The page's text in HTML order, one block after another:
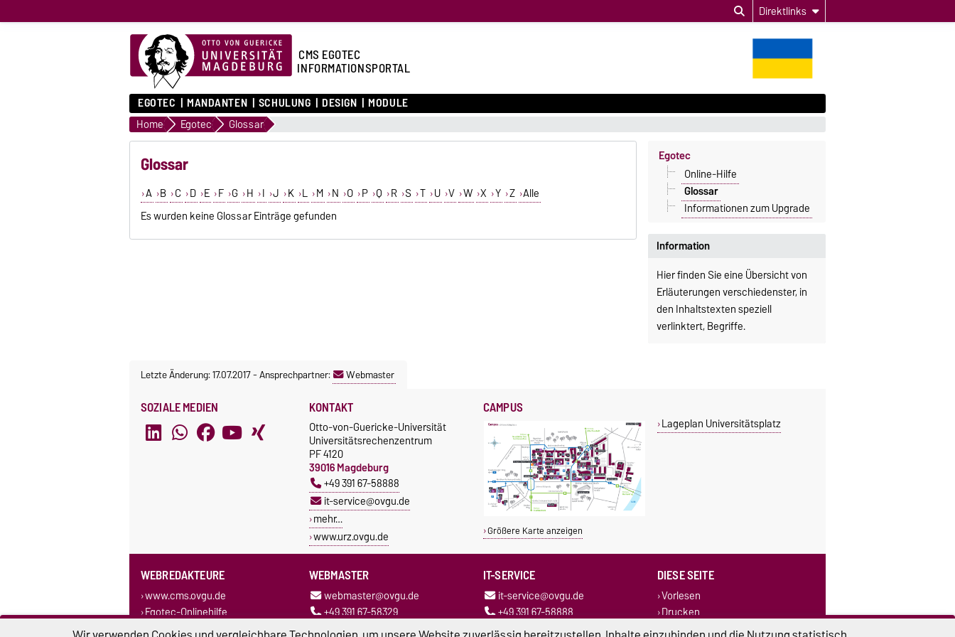
Direktlinks
CMS EGOTEC
INFORMATIONSPORTAL
EGOTEC MANDANTEN SCHULUNG DESIGN MODULE
Home Egotec Glossar
Glossar
A B C D E F G H I J K L M N O P Q R S T U V W X Y Z Alle
Es wurden keine Glossar Einträge gefunden
Information
Hier finden Sie eine Übersicht von
Erläuterungen verschiedenster, in
den Inhaltstexten speziell
verlinktert, Begriffe.
Egotec
Online-Hilfe
Glossar
Informationen zum Upgrade
Letzte Änderung: 17.07.2017-Ansprechpartner: Webmaster
SOZIALE MEDIEN KONTAKT
Otto-von-Guericke-Universität
Universitätsrechenzentrum
PF 4120
39016 Magdeburg
+49 391 67-58888
it-service@ovgu.de
mehr…
www.urz.ovgu.de
CAMPUS
Größere Karte anzeigen
Lageplan Universitätsplatz
WEBREDAKTEURE
www.cms.ovgu.de
Egotec-Onlinehilfe
WEBMASTER
webmaster@ovgu.de
+49 391 67-58329
IT-SERVICE
it-service@ovgu.de
+49 391 67-58888
DIESE SEITE
Vorlesen
Drucken
Permalink